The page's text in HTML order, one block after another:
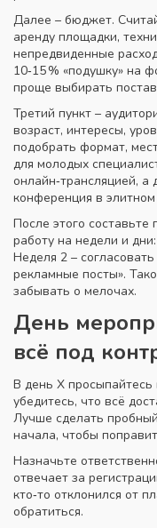
Далее – бюджет.
аренду площадки,
непредвиденные
10‑15 % «подушку» на
проще выбирать
Третий пункт –
возраст, интересы,
подобрать формат,
для молодых
онлайн‑трансляцией, а
конференция в элитном
После этого составьте
работу на недели и
Неделя 2 –
рекламные посты».
забывать о мелочах.
День
всё под
В день Х просыпайтесь
убедитесь, что всё
Лучше сделать
начала, чтобы
Назначьте
отвечает за
кто‑то отклонился от
обратиться.